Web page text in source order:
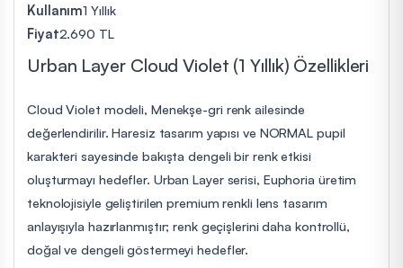
Kullanım1 Yıllık
Fiyat2.690 TL
Urban Layer Cloud Violet (1 Yıllık) Özellikleri
Cloud Violet modeli, Menekşe-gri renk ailesinde
değerlendirilir. Haresiz tasarım yapısı ve NORMAL pupil
karakteri sayesinde bakışta dengeli bir renk etkisi
oluşturmayı hedefler. Urban Layer serisi, Euphoria üretim
teknolojisiyle geliştirilen premium renkli lens tasarım
anlayışıyla hazırlanmıştır; renk geçişlerini daha kontrollü,
doğal ve dengeli göstermeyi hedefler.